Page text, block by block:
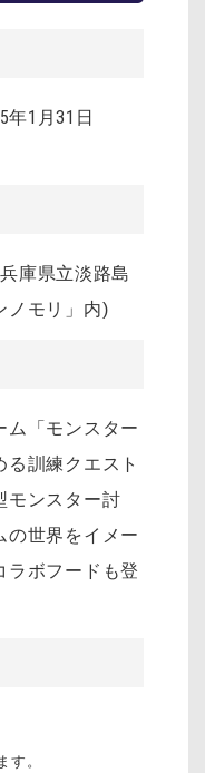
年1月31日
庫県立淡路島
ノモリ」内)
ム「モンスター
訓練クエスト
モンスター討
の世界をイメー
ラボフードも登
す。